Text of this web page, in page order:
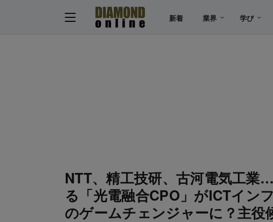
新着 業界 学び
NTT、精工技研、古河電気工
る「光電融合CPO」がICTイン
のゲームチェンジャーに？主役